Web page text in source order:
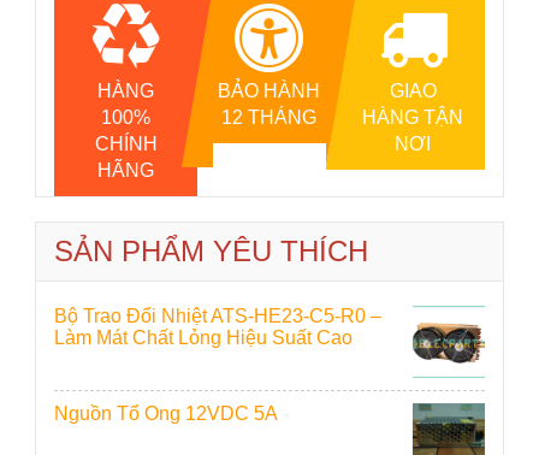
HÀNG
100%
CHÍNH
HÃNG
BẢO HÀNH
12 THÁNG
GIAO
HÀNG TẬN
NƠI
SẢN PHẨM YÊU THÍCH
Bộ Trao Đổi Nhiệt ATS-HE23-C5-R0 –
Làm Mát Chất Lỏng Hiệu Suất Cao
Nguồn Tổ Ong 12VDC 5A